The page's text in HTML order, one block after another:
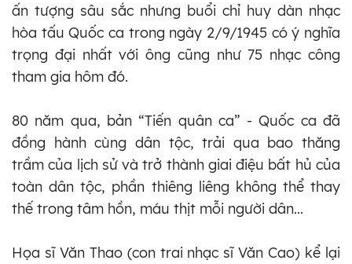
ấn tượng sâu sắc nhưng buổi chỉ huy dàn nhạc
hòa tấu Quốc ca trong ngày 2/9/1945 có ý nghĩa
trọng đại nhất với ông cũng như 75 nhạc công
tham gia hôm đó.
80 năm qua, bản “Tiến quân ca” - Quốc ca đã
đồng hành cùng dân tộc, trải qua bao thăng
trầm của lịch sử và trở thành giai điệu bất hủ của
toàn dân tộc, phần thiêng liêng không thể thay
thế trong tâm hồn, máu thịt mỗi người dân...
Họa sĩ Văn Thao (con trai nhạc sĩ Văn Cao) kể lại